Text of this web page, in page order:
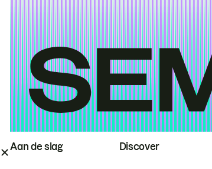
Aan de slag Discover